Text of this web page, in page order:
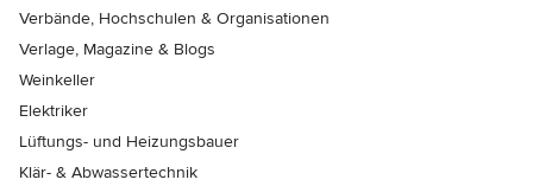
Verbände, Hochschulen & Organisationen
Verlage, Magazine & Blogs
Weinkeller
Elektriker
Lüftungs- und Heizungsbauer
Klär- & Abwassertechnik